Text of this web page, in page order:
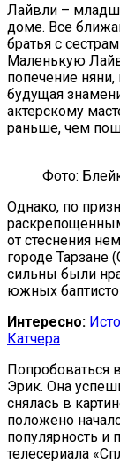
Лайвли –
доме. Все
братья с
Маленькую
попечение
будущая
актерскому
раньше, чем
Фото:
Однако, по
от стеснения
городе
сильны были
южных
Интересно:
Катчера
Попробоваться
Эрик. Она
снялась в
положено
популярность и
телесериала